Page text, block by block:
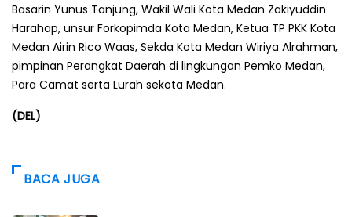
Basarin Yunus Tanjung, Wakil Wali Kota Medan Zakiyuddin
Harahap, unsur Forkopimda Kota Medan, Ketua TP PKK Kota
Medan Airin Rico Waas, Sekda Kota Medan Wiriya Alrahman,
pimpinan Perangkat Daerah di lingkungan Pemko Medan,
Para Camat serta Lurah sekota Medan.
(DEL)
BACA JUGA